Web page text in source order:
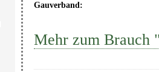
Gauverband:
Mehr zum Brauch